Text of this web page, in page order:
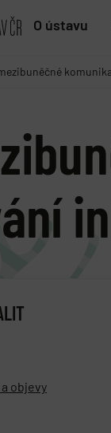
O ústavu
objevy